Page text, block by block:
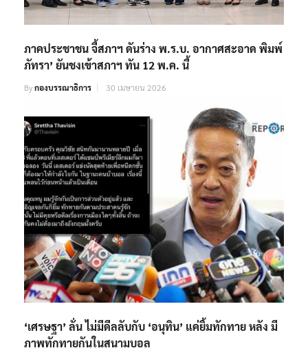
ภาคประชาชน จี้สภาฯ ดันร่าง พ.ร.บ. อากาศสะอาด พิมพ์
ภัทรา’ ยันชงเข้าสภาฯ ทัน 12 พ.ค. นี้
Byกองบรรณาธิการ 30 เมษายน 2026
‘เศรษฐา’ ลั่น ไม่มีดีลลับกับ ‘อนุทิน’ แค่ยิ้มทักทาย หลัง มี
ภาพทักทายกันในสนามบอล